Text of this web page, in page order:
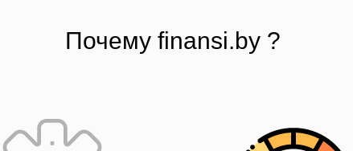
Почему finansi.by ?